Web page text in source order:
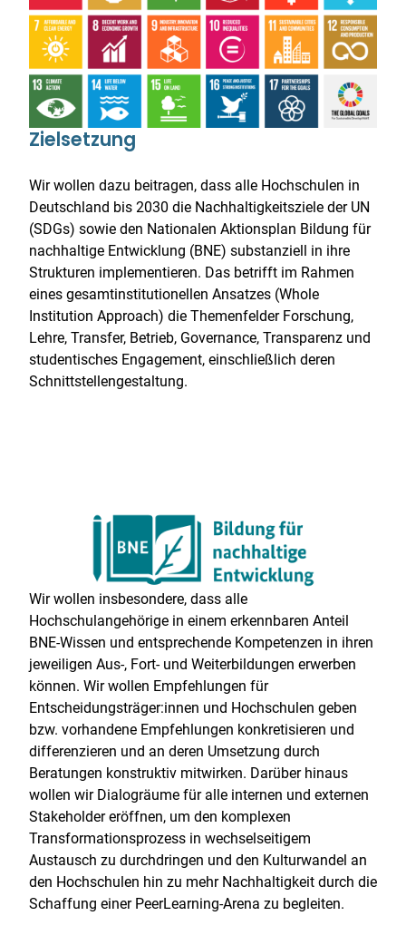
Zielsetzung
Wir wollen dazu beitragen, dass alle Hochschulen in
Deutschland bis 2030 die Nachhaltigkeitsziele der UN
(SDGs) sowie den Nationalen Aktionsplan Bildung für
nachhaltige Entwicklung (BNE) substanziell in ihre
Strukturen implementieren. Das betrifft im Rahmen
eines gesamtinstitutionellen Ansatzes (Whole
Institution Approach) die Themenfelder Forschung,
Lehre, Transfer, Betrieb, Governance, Transparenz und
studentisches Engagement, einschließlich deren
Schnittstellengestaltung.
Wir wollen insbesondere, dass alle
Hochschulangehörige in einem erkennbaren Anteil
BNE-Wissen und entsprechende Kompetenzen in ihren
jeweiligen Aus-, Fort- und Weiterbildungen erwerben
können. Wir wollen Empfehlungen für
Entscheidungsträger:innen und Hochschulen geben
bzw. vorhandene Empfehlungen konkretisieren und
differenzieren und an deren Umsetzung durch
Beratungen konstruktiv mitwirken. Darüber hinaus
wollen wir Dialogräume für alle internen und externen
Stakeholder eröffnen, um den komplexen
Transformationsprozess in wechselseitigem
Austausch zu durchdringen und den Kulturwandel an
den Hochschulen hin zu mehr Nachhaltigkeit durch die
Schaffung einer PeerLearning-Arena zu begleiten.